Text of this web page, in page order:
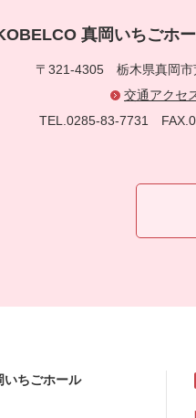
真岡いちごホ
〒321-4305 栃木県真岡
交通アクセ
TEL.0285-83-7731
いちごホール